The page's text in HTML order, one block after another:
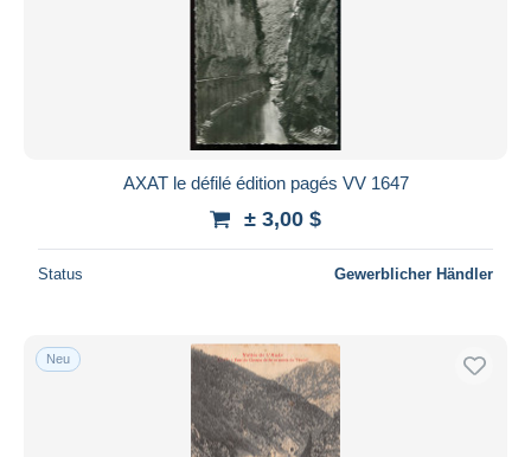
AXAT le défilé édition pagés VV 1647
± 3,00 $
Status Gewerblicher Händler
Neu